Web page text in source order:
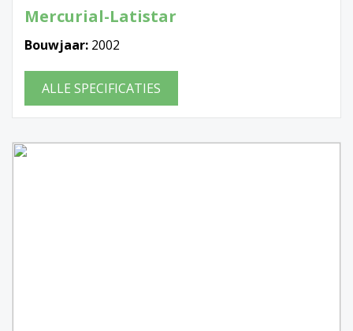
Mercurial-Latistar
Bouwjaar: 2002
ALLE SPECIFICATIES